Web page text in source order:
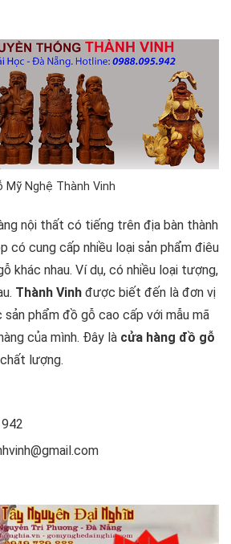
Mỹ Nghệ Thành Vinh
nội thất có tiếng trên địa bàn thành
có cung cấp nhiều loại sản phẩm điêu
khác nhau. Ví dụ, có nhiều loại tượng,
Thành Vinh được biết đến là đơn vị
phẩm đồ gỗ cao cấp với mẫu mã
của mình. Đây là cửa hàng đồ gỗ
lượng.